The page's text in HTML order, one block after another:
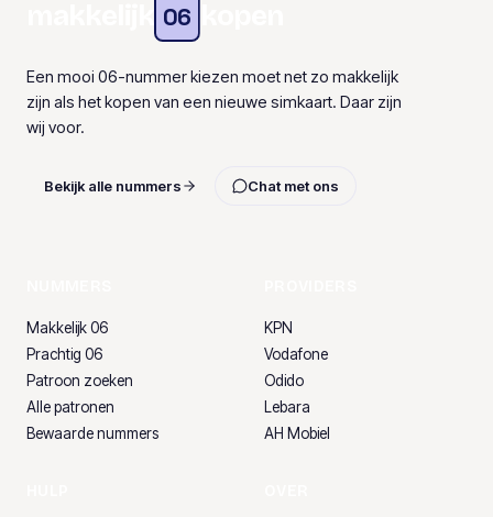
06
Een mooi 06-nummer kiezen moet net zo makkelijk
zijn als het kopen van een nieuwe simkaart. Daar zijn
wij voor.
Bekijk alle nummers Chat met ons
Makkelijk 06
Prachtig 06
Patroon zoeken
Alle patronen
Bewaarde nummers
KPN
Vodafone
Odido
Lebara
AH Mobiel